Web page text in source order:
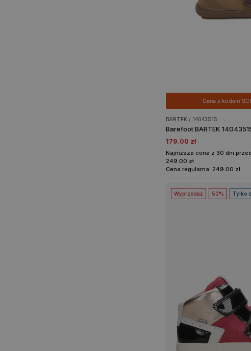
Cena z kodem
BARTEK / 14043515
Barefoot BARTEK
179.00 zł
Najniższa cena z 30 dni
249.00 zł
Cena regularna: 249.00 zł
Wyprzedaż 50% Tylko